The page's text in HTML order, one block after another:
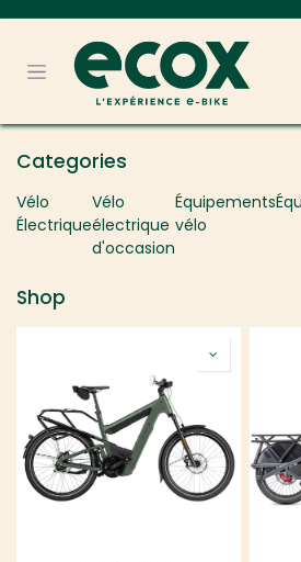
Categories
Vélo
Électrique
Vélo
électrique
d'occasion
Équipements
vélo
Shop